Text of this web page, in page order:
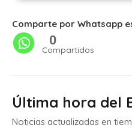
Comparte por Whatsapp
0
Compartidos
Última hora del
Noticias actualizadas en